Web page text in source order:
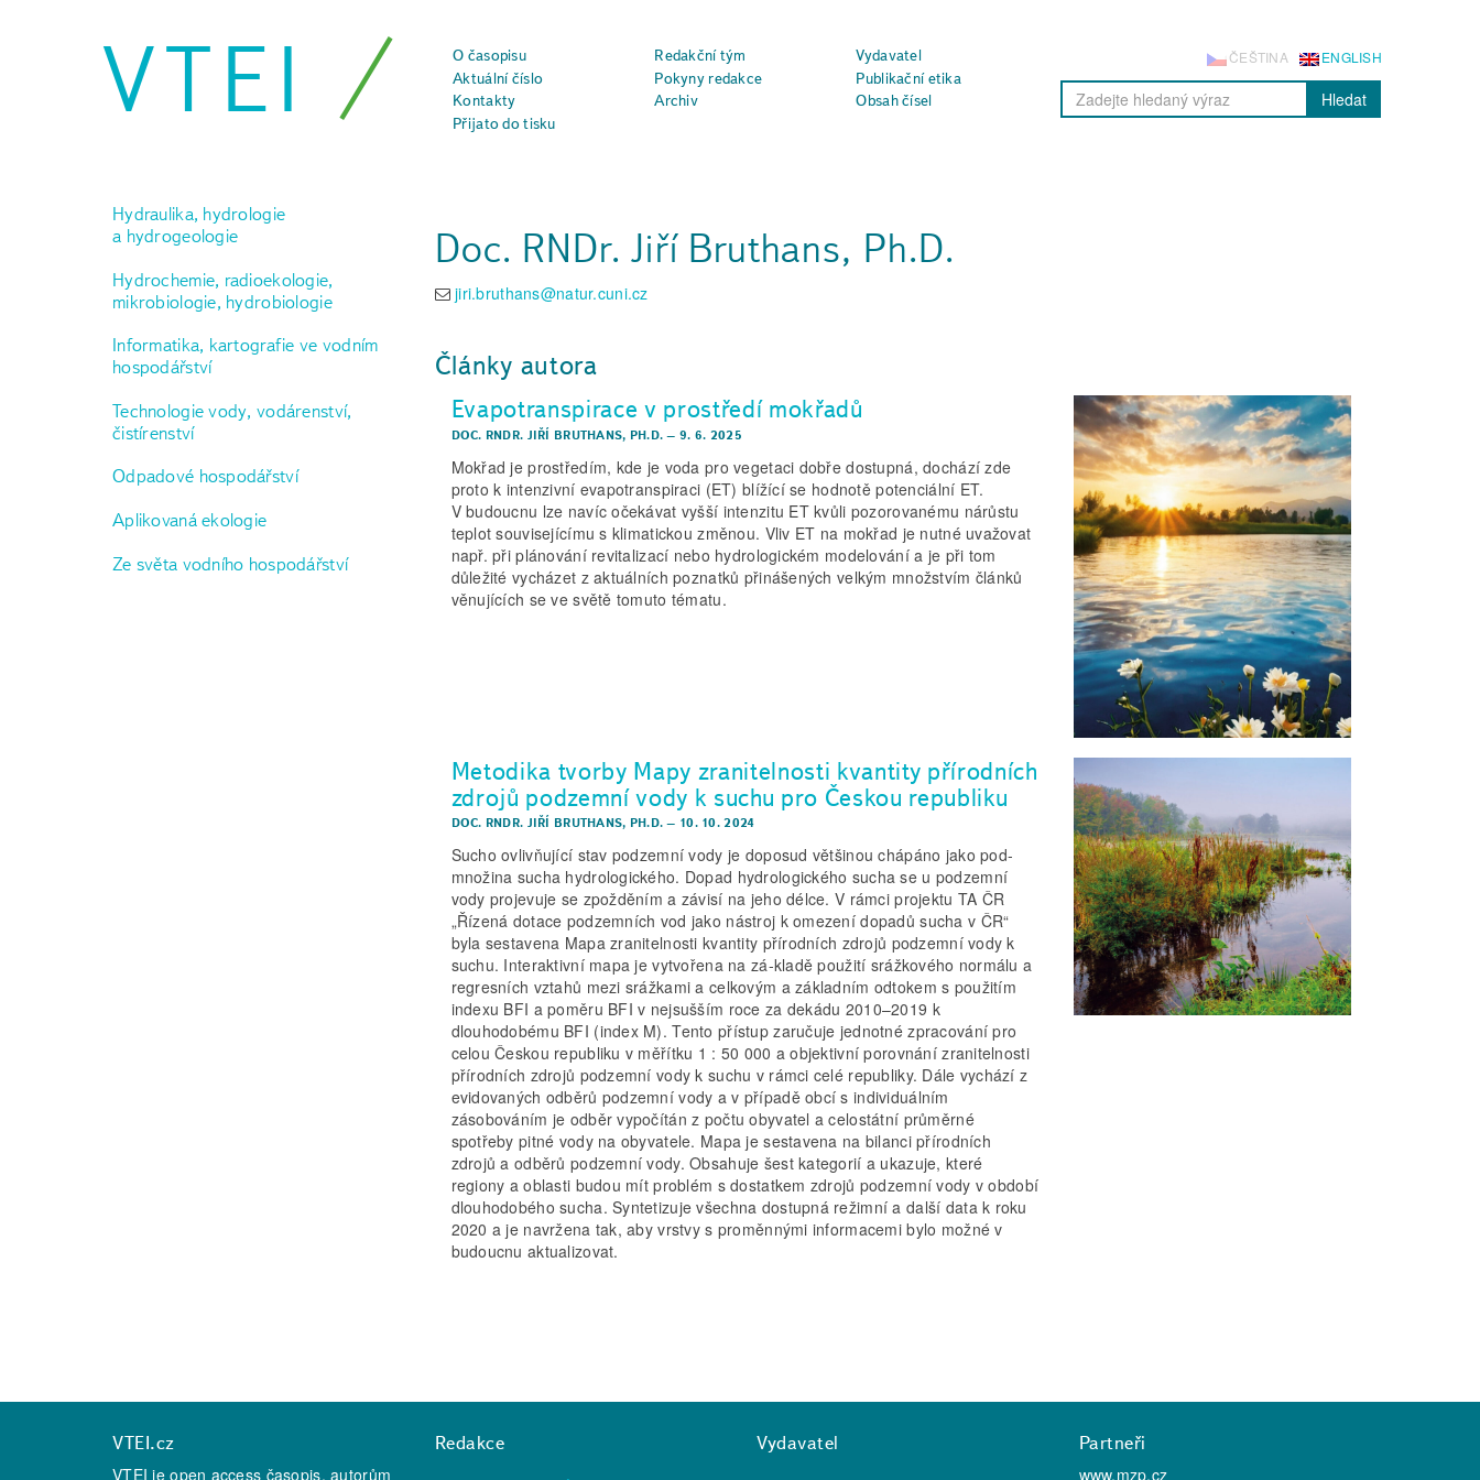
VTEI O časopisu Redakční tým
Vydavatel
Aktuální číslo
Pokyny redakce
Publikační etika
Kontakty
Archiv
Obsah čísel
Přijato do tisku
ENGLISH
ČEŠTINA
Hledat
Hydraulika, hydrologie
a hydrogeologie
Hydrochemie, radioekologie,
mikrobiologie, hydrobiologie
Informatika, kartografie ve vodním
hospodářství
Technologie vody, vodárenství,
čistírenství
Odpadové hospodářství
Aplikovaná ekologie
Ze světa vodního hospodářství
Doc. RNDr. Jiří Bruthans, Ph.D.
jiri.bruthans@natur.cuni.cz
Články autora
Evapotranspirace v prostředí mokřadů
DOC. RNDR. JIŘÍ BRUTHANS, PH.D. –9. 6. 2025
Mokřad je prostředím, kde je voda pro vegetaci dobře dostupná, dochází zde
proto k intenzivní evapotranspiraci (ET) blížící se hodnotě potenciální ET.
V budoucnu lze navíc očekávat vyšší intenzitu ET kvůli pozorovanému nárůstu
teplot souvisejícímu s klimatickou změnou. Vliv ET na mokřad je nutné uvažovat
např. při plánování revitalizací nebo hydrologickém modelování a je při tom
důležité vycházet z aktuálních poznatků přinášených velkým množstvím článků
věnujících se ve světě tomuto tématu.
Metodika tvorby Mapy zranitelnosti kvantity přírodních
zdrojů podzemní vody k suchu pro Českou republiku
DOC. RNDR. JIŘÍ BRUTHANS, PH.D. – 10. 10. 2024
Sucho ovlivňující stav podzemní vody je doposud většinou chápáno jako pod­
množina sucha hydrologického. Dopad hydrologického sucha se u podzemní
vody projevuje se zpožděním a závisí na jeho délce. V rámci projektu TA ČR
„Řízená dotace podzemních vod jako nástroj k omezení dopadů sucha v ČR“
byla sestavena Mapa zranitelnosti kvantity přírodních zdrojů podzemní vody k
suchu. Interaktivní mapa je vytvořena na zá-kladě použití srážkového normálu a
regresních vztahů mezi srážkami a celkovým a základním odtokem s použitím
indexu BFI a poměru BFI v nejsušším roce za dekádu 2010–2019 k
dlouhodobému BFI (index M). Tento přístup zaručuje jednotné zpracování pro
celou Českou republiku v měřítku 1 : 50 000 a objektivní porovnání zranitelnosti
přírodních zdrojů podzemní vody k suchu v rámci celé republiky. Dále vychází z
evidovaných odběrů podzemní vody a v případě obcí s individuálním
zásobováním je odběr vypočítán z počtu obyvatel a celostátní průměrné
spotřeby pitné vody na obyvatele. Mapa je sestavena na bilanci přírodních
zdrojů a odběrů podzemní vody. Obsahuje šest kategorií a ukazuje, které
regiony a oblasti budou mít problém s dostatkem zdrojů podzemní vody v období
dlouhodobého sucha. Syntetizuje všechna dostupná režimní a další data k roku
2020 a je navržena tak, aby vrstvy s proměnnými informacemi bylo možné v
budoucnu aktualizovat.
VTEI.cz
VTEI je open access časopis, autorům
Redakce Vydavatel
Partneři
www.mzp.cz